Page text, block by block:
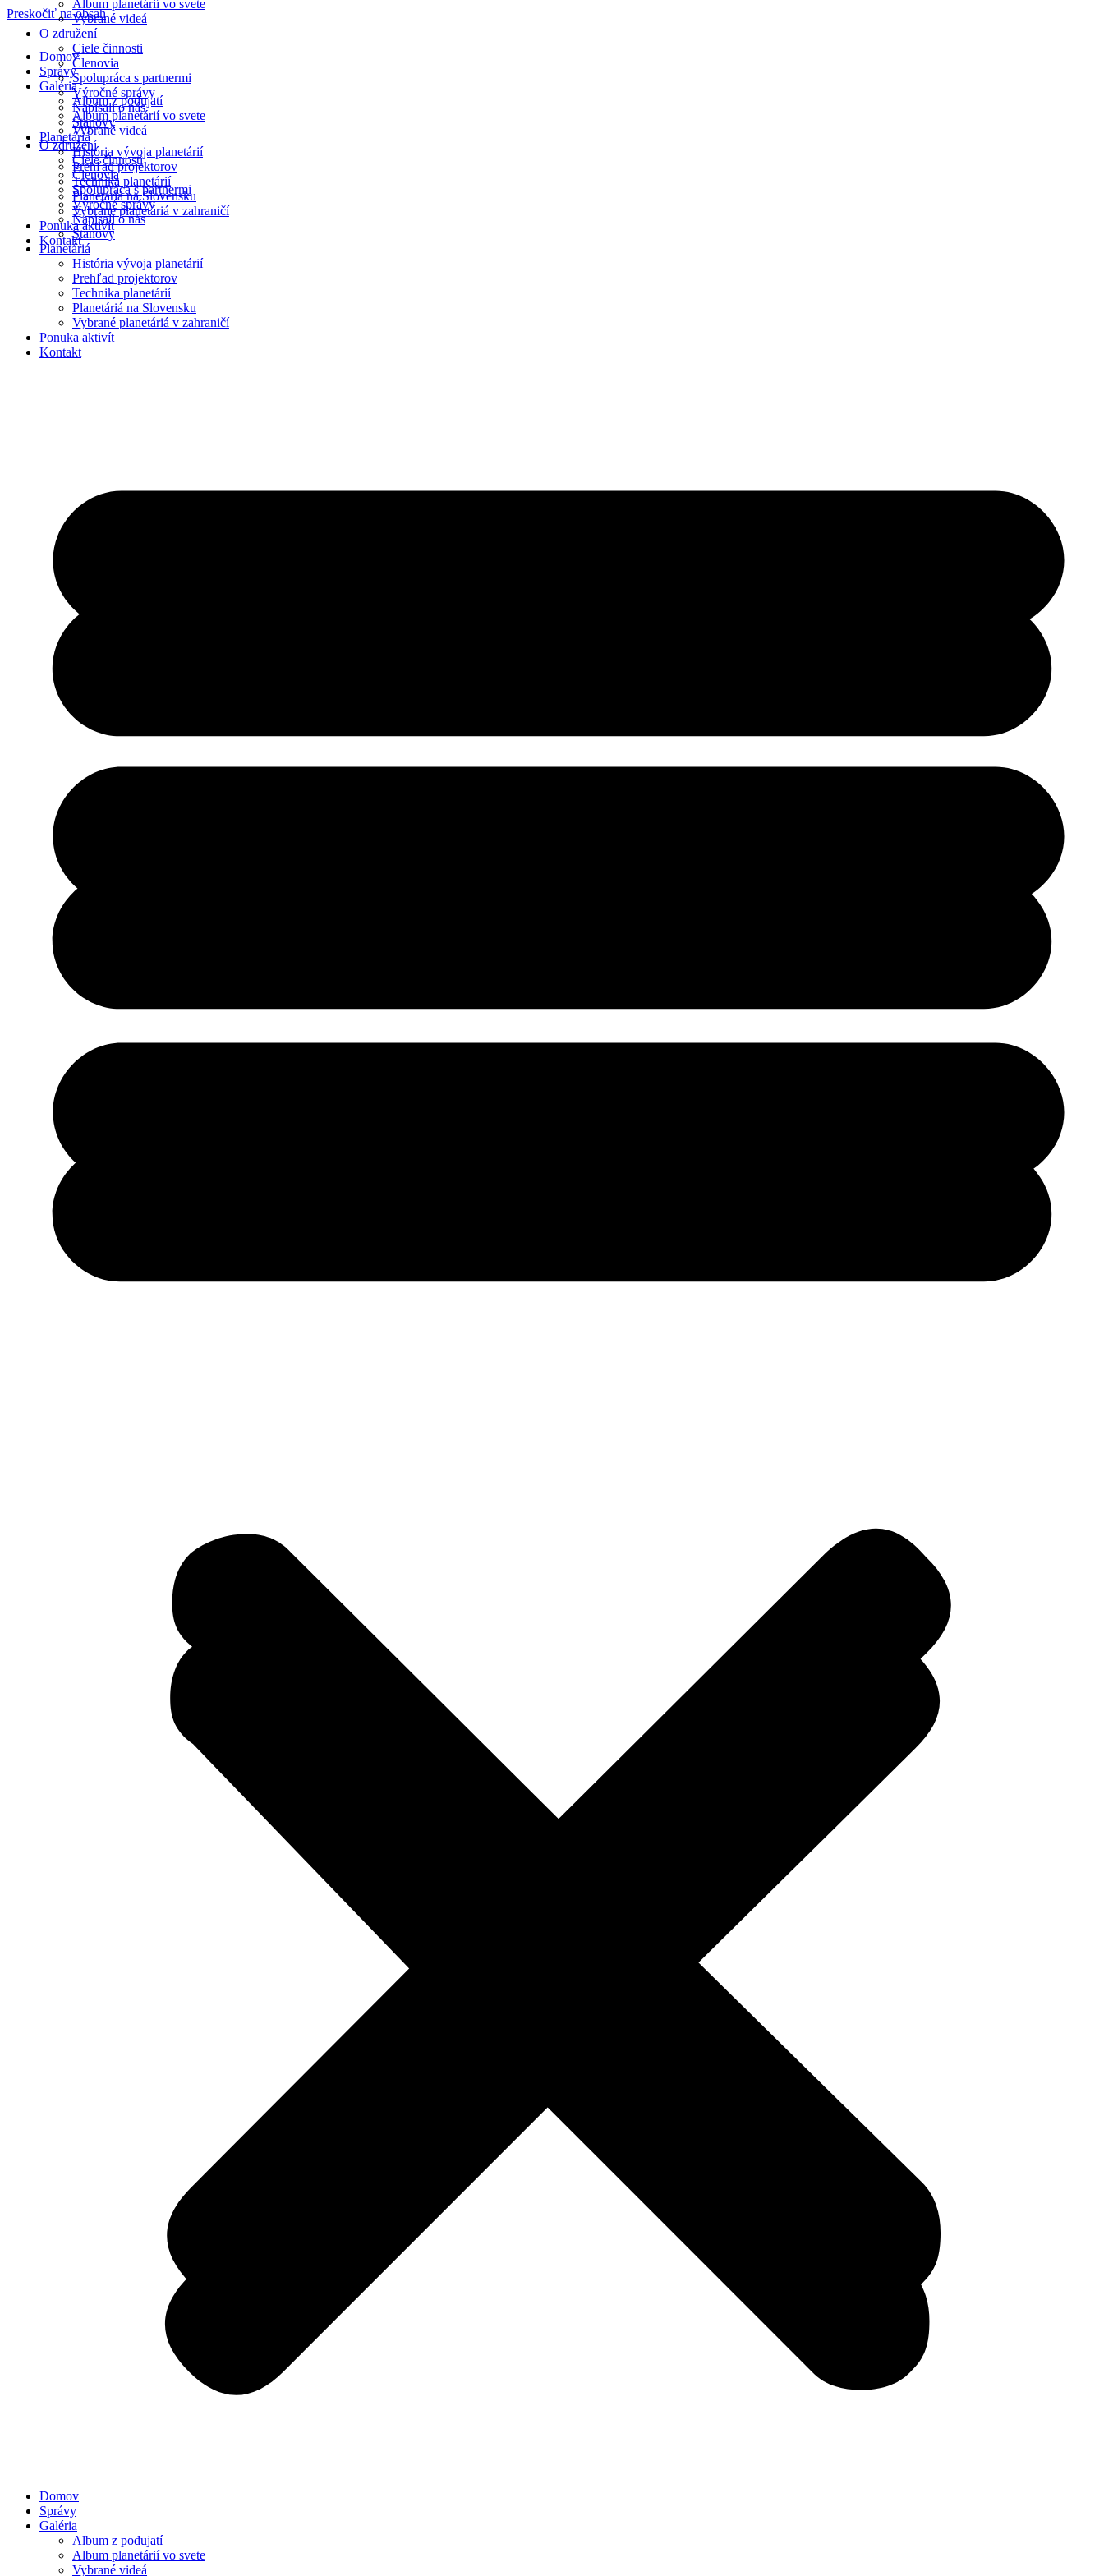
Preskočiť na obsah
Domov
Správy
Galéria
Album z podujatí
Album planetárií vo svete
Vybrané videá
O združení
Ciele činnosti
Členovia
Spolupráca s partnermi
Výročné správy
Napísali o nás
Stanovy
Planetáriá
História vývoja planetárií
Prehľad projektorov
Technika planetárií
Planetáriá na Slovensku
Vybrané planetáriá v zahraničí
Ponuka aktivít
Kontakt
Album planetárií vo svete
Vybrané videá
O združení
Ciele činnosti
Členovia
Spolupráca s partnermi
Výročné správy
Napísali o nás
Stanovy
Planetáriá
História vývoja planetárií
Prehľad projektorov
Technika planetárií
Planetáriá na Slovensku
Vybrané planetáriá v zahraničí
Ponuka aktivít
Kontakt
Domov
Správy
Galéria
Album z podujatí
Album planetárií vo svete
Vybrané videá